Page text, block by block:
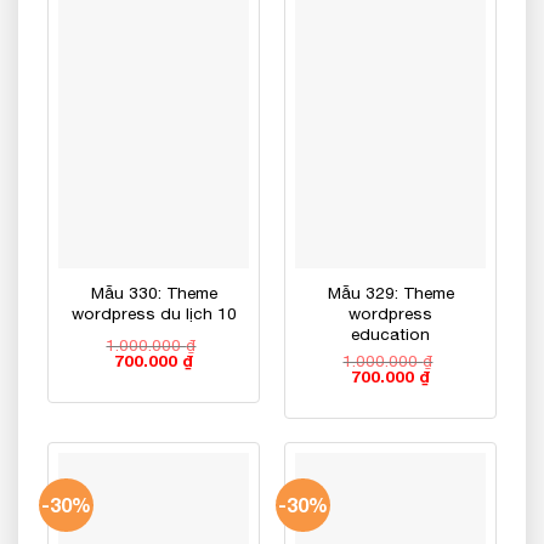
Mẫu 330: Theme
wordpress du lịch 10
1.000.000₫
Giá
1.000.000 ₫.
700.000 ₫Giá
là:
Mẫu 329: Theme
wordpress
education
1.000.000₫
Giá
1.000.000 ₫.
700.000 ₫Giá
là:
700.000 ₫.
-30% -30%